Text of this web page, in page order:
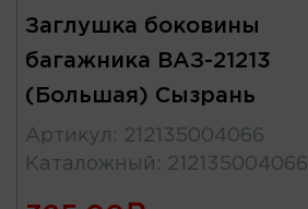
Заглушка боковины
багажника ВАЗ-21213
(Большая) Сызрань
Артикул : 212135004066
Каталожный : 212135004066